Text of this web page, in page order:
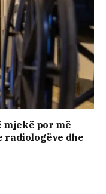
mjekë por më
radiologëve dhe